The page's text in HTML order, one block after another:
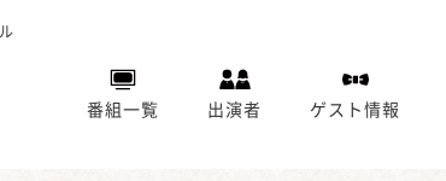
番組一覧 出演者 ゲスト情報